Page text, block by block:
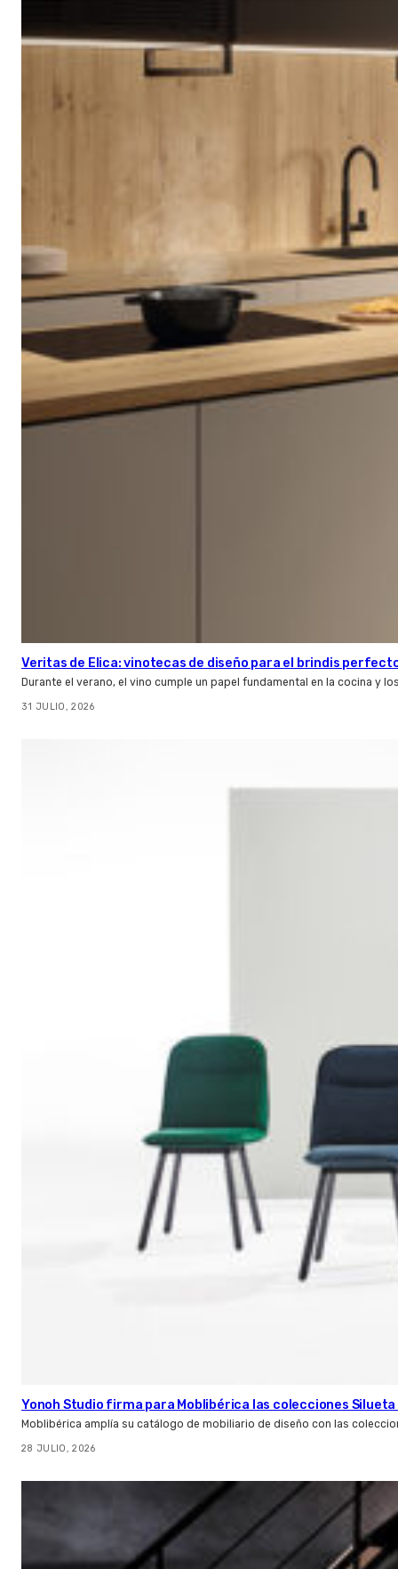
Veritas de Elica: vinotecas de diseño para el brindis
Durante el verano, el vino cumple un papel fundamental en la cocina y
31 JULIO, 2026
Yonoh Studio firma para Moblibérica las colecciones Silueta
Moblibérica amplía su catálogo de mobiliario de diseño con las
28 JULIO, 2026